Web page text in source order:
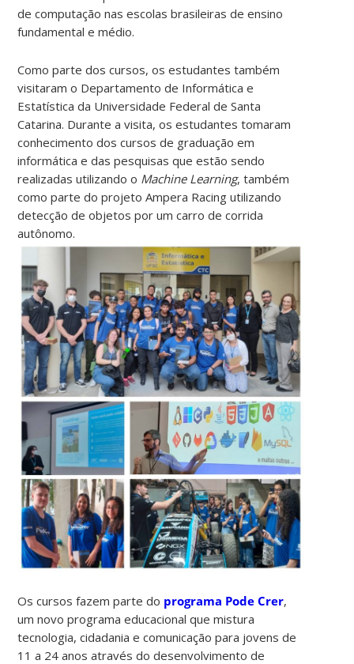
de computação nas escolas brasileiras de ensino
fundamental e médio.
Como parte dos cursos, os estudantes também
visitaram o Departamento de Informática e
Estatística da Universidade Federal de Santa
Catarina. Durante a visita, os estudantes tomaram
conhecimento dos cursos de graduação em
informática e das pesquisas que estão sendo
realizadas utilizando o Machine Learning, também
como parte do projeto Ampera Racing utilizando
detecção de objetos por um carro de corrida
autônomo.
Os cursos fazem parte do programa Pode Crer,
um novo programa educacional que mistura
tecnologia, cidadania e comunicação para jovens de
11 a 24 anos através do desenvolvimento de